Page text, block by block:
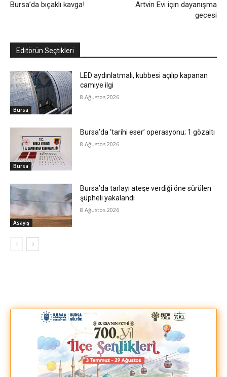
Bursa’da bıçaklı kavga!
Artvin Evi için dayanışma
gecesi
Editörün Seçtikleri
Bursa
LED aydınlatmalı, kubbesi açılıp kapanan
camiye ilgi
8 Ağustos 2026
Bursa
Bursa’da ‘tarihi eser’ operasyonu; 1 gözaltı
8 Ağustos 2026
Asayiş
Bursa’da tarlayı ateşe verdiği öne sürülen
şüpheli yakalandı
8 Ağustos 2026